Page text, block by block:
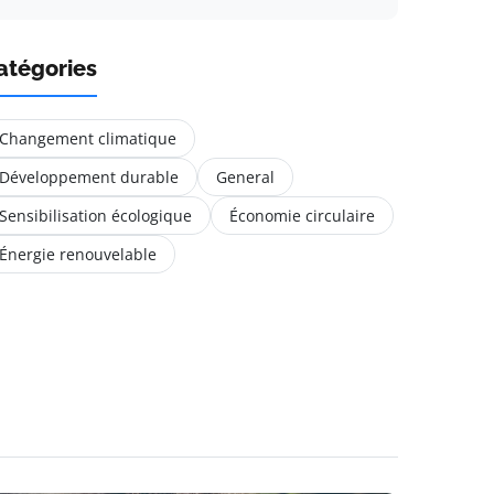
climatique
durable
General
écologique
Économie circulaire
renouvelable